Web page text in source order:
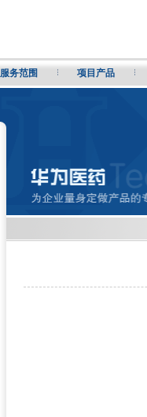
服务范围 项目产品